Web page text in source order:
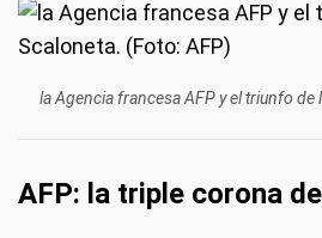
la Agencia francesa AFP y el triunfo de
AFP: la triple corona